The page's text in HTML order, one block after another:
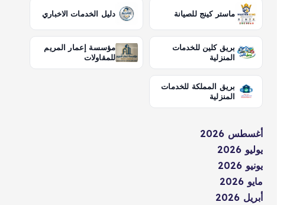
ماستر كينج للصيانة دليل الخدمات الاخباري
بريق كلين للخدمات
المنزلية
مؤسسة إعمار المريم
للمقاولات
بريق المملكة للخدمات
المنزلية
أغسطس 2026
يوليو 2026
يونيو 2026
مايو 2026
أبريل 2026